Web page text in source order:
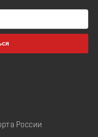
России